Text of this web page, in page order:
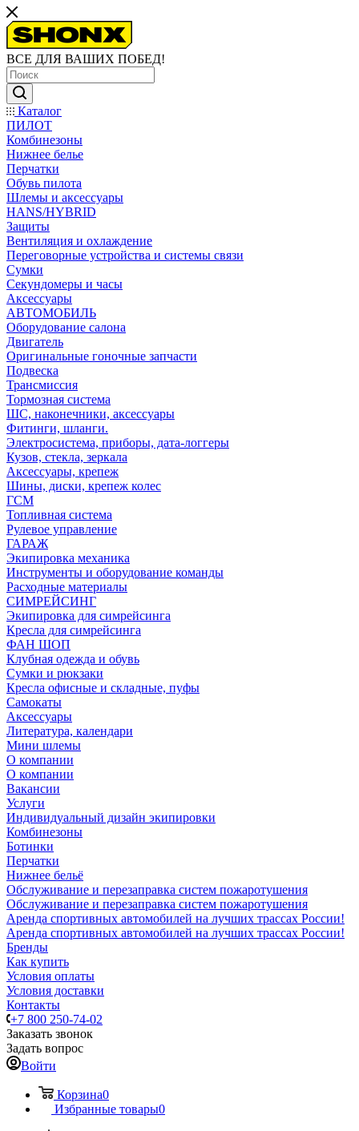
ВСЕ ДЛЯ ВАШИХ ПОБЕД!
Каталог
ПИЛОТ
Комбинезоны
Нижнее белье
Перчатки
Обувь пилота
Шлемы и аксессуары
HANS/HYBRID
Защиты
Вентиляция и охлаждение
Переговорные устройства и системы связи
Сумки
Секундомеры и часы
Аксессуары
АВТОМОБИЛЬ
Оборудование салона
Двигатель
Оригинальные гоночные запчасти
Подвеска
Трансмиссия
Тормозная система
ШС, наконечники, аксессуары
Фитинги, шланги.
Электросистема, приборы, дата-логгеры
Кузов, стекла, зеркала
Аксессуары, крепеж
Шины, диски, крепеж колес
ГСМ
Топливная система
Рулевое управление
ГАРАЖ
Экипировка механика
Инструменты и оборудование команды
Расходные материалы
СИМРЕЙСИНГ
Экипировка для симрейсинга
Кресла для симрейсинга
ФАН ШОП
Клубная одежда и обувь
Сумки и рюкзаки
Кресла офисные и складные, пуфы
Самокаты
Аксессуары
Литература, календари
Мини шлемы
О компании
О компании
Вакансии
Услуги
Индивидуальный дизайн экипировки
Комбинезоны
Ботинки
Перчатки
Нижнее бельё
Обслуживание и перезаправка систем пожаротушения
Обслуживание и перезаправка систем пожаротушения
Аренда спортивных автомобилей на лучших трассах России!
Аренда спортивных автомобилей на лучших трассах России!
Бренды
Как купить
Условия оплаты
Условия доставки
Контакты
+7 800 250-74-02
Заказать звонок
Задать вопрос
Войти
Корзина0
Избранные товары0